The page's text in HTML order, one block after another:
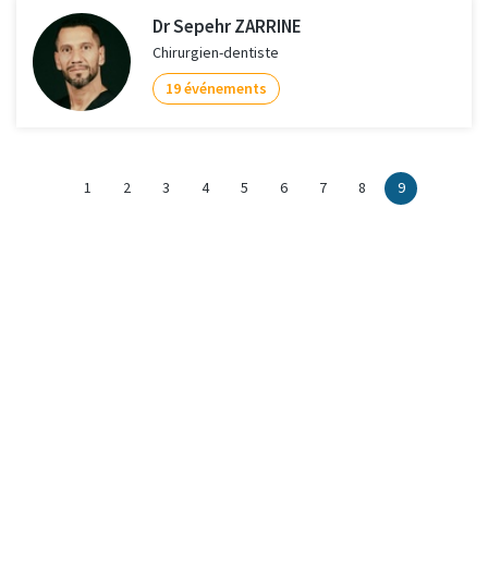
Dr Sepehr ZARRINE
Chirurgien-dentiste
19 événements
1 2 3 4 5 6 7 8 9